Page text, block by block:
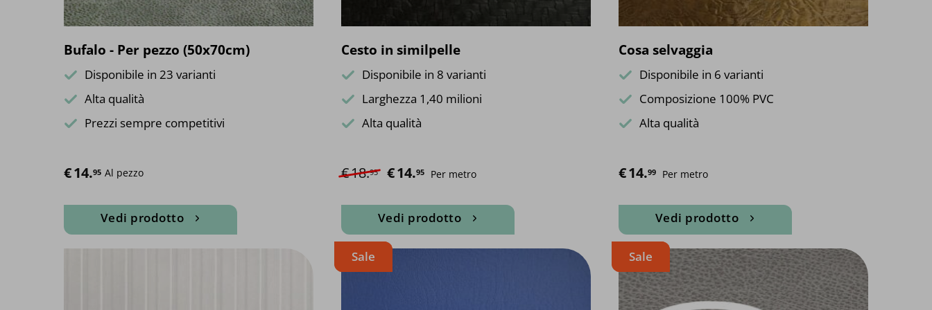
del
prodotto
del
prodotto
Bufalo - Per pezzo (50x70cm)
Disponibile in 23 varianti
Alta qualità
Prezzi sempre competitivi
€14.95 Al pezzo
Vedi prodotto
Cesto in similpelle
Disponibile in 8 varianti
Larghezza 1,40 milioni
Alta qualità
€18.95 Il prezzo originale era: €18.95.
€14.95 Il prezzo attuale è: €14.95.
Per metro
Vedi prodotto
Cosa selvaggia
Disponibile in 6 varianti
Composizione 100% PVC
Alta qualità
€14.99 Per metro
Vedi prodotto
prodotto
ha
più
varianti.
Sale Sale